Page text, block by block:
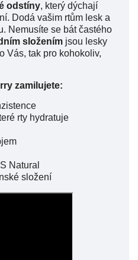
odstíny, který dýchají
Dodá vašim rtům lesk a
Nemusíte se bát častého
složením jsou lesky
Vás, tak pro kohokoliv,
zamilujete:
rty hydratuje
Natural
složení